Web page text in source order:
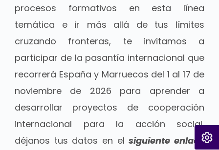
procesos formativos en esta línea
temática e ir más allá de tus límites
cruzando fronteras, te invitamos a
participar de la pasantía internacional que
recorrerá España y Marruecos del 1 al 17 de
noviembre de 2026 para aprender a
desarrollar proyectos de cooperación
internacional para la acción social,
déjanos tus datos en elsiguiente enlace